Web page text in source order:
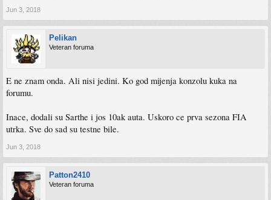
Jun 3, 2018
Pelikan
Veteran foruma
E ne znam onda. Ali nisi jedini. Ko god mijenja konzolu kuka na
forumu.
Inace, dodali su Sarthe i jos 10ak auta. Uskoro ce prva sezona FIA
utrka. Sve do sad su testne bile.
Jun 3, 2018
Patton2410
Veteran foruma